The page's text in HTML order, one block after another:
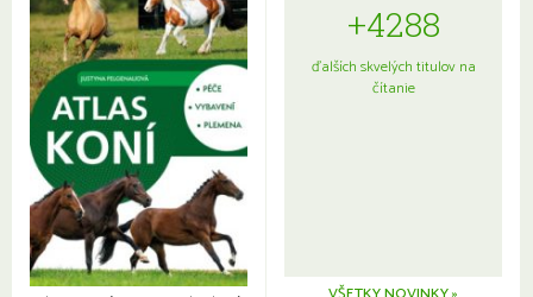
+4288
ďalších skvelých titulov na
čítanie